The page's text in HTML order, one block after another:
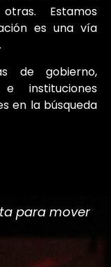
Estamos
es una vía
de gobierno,
instituciones
en la búsqueda
para mover